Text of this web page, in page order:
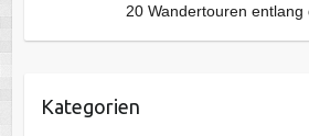
20 Wandertouren entlang
Kategorien